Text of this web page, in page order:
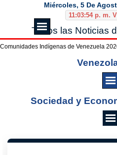
Vaya al ContenidoMiércoles, 5 De
11:03:55 p. m.
Todos las Noticias
Saltar menú
Comunidades Indígenas de Venezuela
Sociedad y
Saltar menú